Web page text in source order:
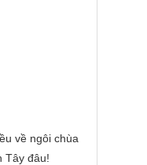
về ngôi chùa
Tây đâu!